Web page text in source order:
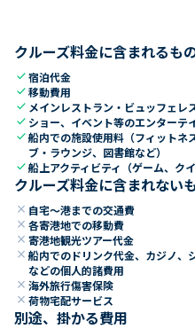
クルーズ料金に含まれるも
check宿泊代金
check移動費用
check メインレストラン・ビュッフェレ
check ショー、イベント等のエンターテ
check船内での施設使用料（フィットネ
ブ・ラウンジ、図書館など）
check船上アクティビティ（ゲーム、ク
クルーズ料金に含まれない
close 自宅～港までの交通費
close 各寄港地での移動費
close 寄港地観光ツアー代金
close 船内でのドリンク代金、カジノ、
などの個人的諸費用
close 海外旅行傷害保険
close 荷物宅配サービス
別途、掛かる費用